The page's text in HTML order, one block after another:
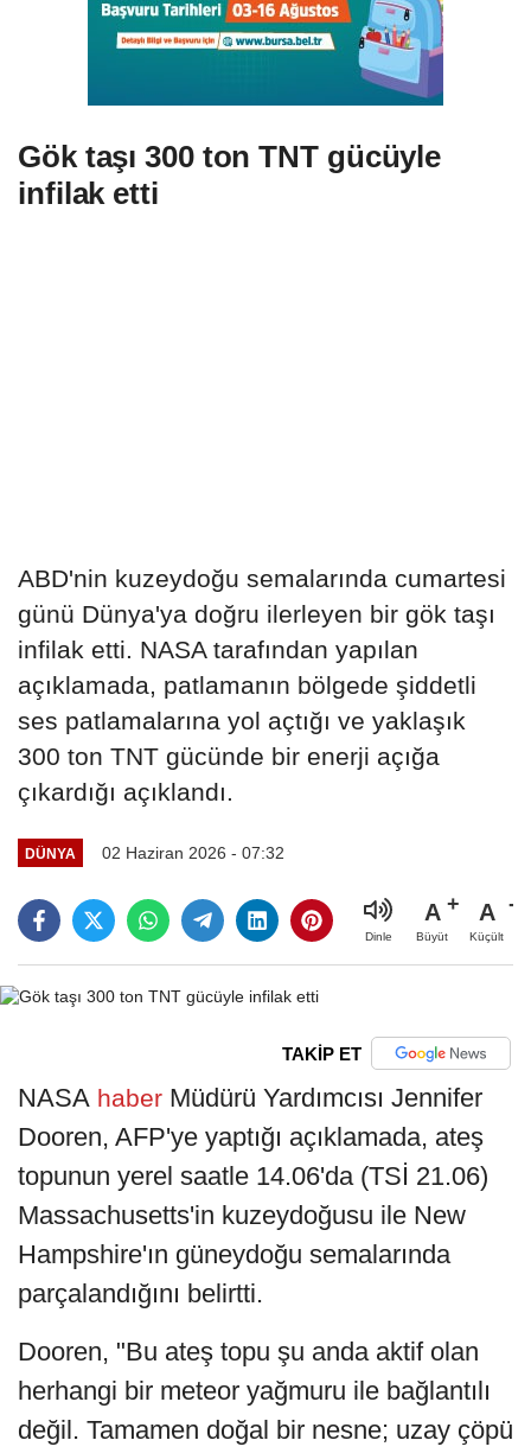
Gök taşı 300 ton TNT gücüyle
infilak etti
ABD'nin kuzeydoğu semalarında cumartesi
günü Dünya'ya doğru ilerleyen bir gök taşı
infilak etti. NASA tarafından yapılan
açıklamada, patlamanın bölgede şiddetli
ses patlamalarına yol açtığı ve yaklaşık
300 ton TNT gücünde bir enerji açığa
çıkardığı açıklandı.
DÜNYA 02 Haziran 2026 - 07:32
Dinle
A
Büyüt
A
Küçült
TAKİP ET
NASA haber Müdürü Yardımcısı Jennifer
Dooren, AFP'ye yaptığı açıklamada, ateş
topunun yerel saatle 14.06'da (TSİ 21.06)
Massachusetts'in kuzeydoğusu ile New
Hampshire'ın güneydoğu semalarında
parçalandığını belirtti.
Dooren, "Bu ateş topu şu anda aktif olan
herhangi bir meteor yağmuru ile bağlantılı
değil. Tamamen doğal bir nesne; uzay çöpü